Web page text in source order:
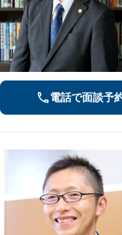
電話で面談予